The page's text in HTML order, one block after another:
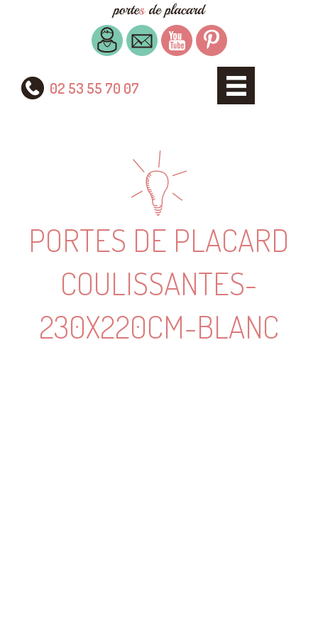
02 53 55 70 07
PORTES DE PLACARD
COULISSANTES-
230X220CM-BLANC